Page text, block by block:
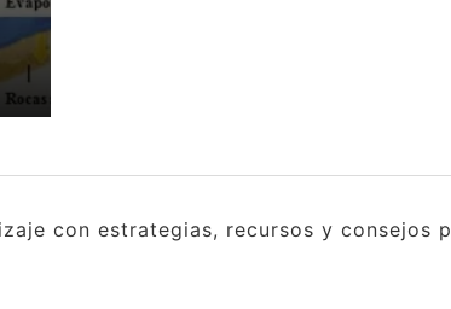
con estrategias, recursos y